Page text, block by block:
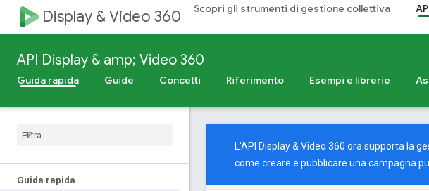
Display & Video 360 Scopri gli strumenti di gestione collettiva
API Display & amp; Video 360
Guida rapida Guide Concetti Riferimento Esempi e librerie
Guida rapida
L'API Display & Video 360 ora supporta la
come creare e pubblicare una campagna